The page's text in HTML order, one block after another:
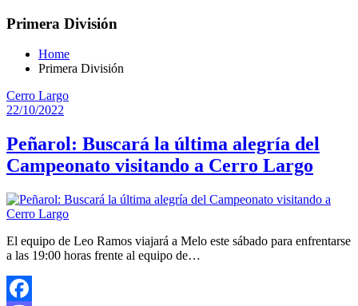
Primera División
Home
Primera División
Cerro Largo
22/10/2022
Peñarol: Buscará la última alegría del
Campeonato visitando a Cerro Largo
El equipo de Leo Ramos viajará a Melo este sábado para enfrentarse
a las 19:00 horas frente al equipo de…